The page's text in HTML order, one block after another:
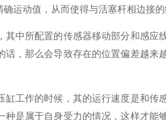
运动值，从而使得与活塞杆相边接的
所配置的传感器移动部分和感应
，那么会导致存在的位置偏差越来
作的时候，其的运行速度是和传
是属于自身受力的情况，这样才能